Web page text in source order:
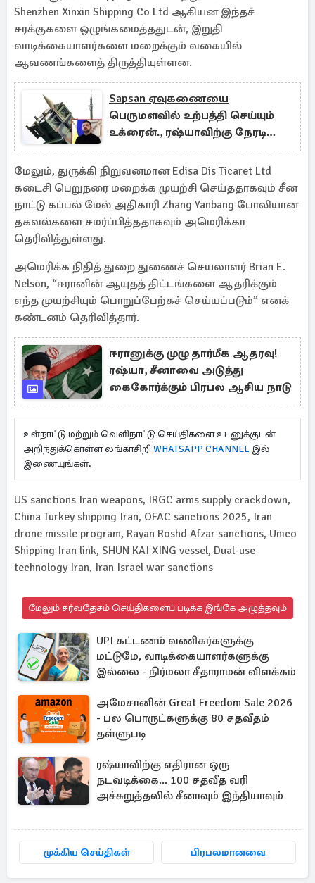
Shenzhen Xinxin Shipping Co Ltd ஆகியன இந்தச்
சரக்குகளை ஒழுங்கமைத்ததுடன், இறுதி
வாடிக்கையாளர்களை மறைக்கும் வகையில்
ஆவணங்களைத் திருத்தியுள்ளன.
Sapsan ஏவுகணையை
பெருமளவில் உற்பத்தி செய்யும்
உக்ரைன்., ரஷ்யாவிற்கு நேரடி
சவால்
மேலும், துருக்கி நிறுவனமான Edisa Dis Ticaret Ltd
கடைசி பெறுநரை மறைக்க முயற்சி செய்ததாகவும் சீன
நாட்டு கப்பல் மேல் அதிகாரி Zhang Yanbang போலியான
தகவல்களை சமர்ப்பித்ததாகவும் அமெரிக்கா
தெரிவித்துள்ளது.
அமெரிக்க நிதித் துறை துணைச் செயலாளர் Brian E.
Nelson, “ஈரானின் ஆயுதத் திட்டங்களை ஆதரிக்கும்
எந்த முயற்சியும் பொறுப்பேற்கச் செய்யப்படும்” எனக்
கண்டனம் தெரிவித்தார்.
ஈரானுக்கு முழு தார்மீக ஆதரவு!
ரஷ்யா, சீனாவை அடுத்து
கைகோர்க்கும் பிரபல ஆசிய நாடு
உள்நாட்டு மற்றும் வெளிநாட்டு செய்திகளை உடனுக்குடன்
அறிந்துக்கொள்ள லங்காசிறி WHATSAPP CHANNEL இல்
இணையுங்கள்.
US sanctions Iran weapons, IRGC arms supply crackdown,
China Turkey shipping Iran, OFAC sanctions 2025, Iran
drone missile program, Rayan Roshd Afzar sanctions, Unico
Shipping Iran link, SHUN KAI XING vessel, Dual-use
technology Iran, Iran Israel war sanctions
மேலும் சர்வதேசம் செய்திகளைப் படிக்க இங்கே அழுத்தவும்
UPI கட்டணம் வணிகர்களுக்கு
மட்டுமே, வாடிக்கையாளர்களுக்கு
இல்லை - நிர்மலா சீதாராமன் விளக்கம்
அமேசானின் Great Freedom Sale 2026
- பல பொருட்களுக்கு 80 சதவீதம்
தள்ளுபடி
ரஷ்யாவிற்கு எதிரான ஒரு
நடவடிக்கை... 100 சதவீத வரி
அச்சுறுத்தலில் சீனாவும் இந்தியாவும்
முக்கிய செய்திகள் பிரபலமானவை